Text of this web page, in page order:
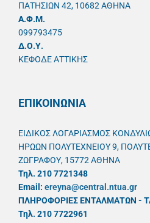
ΠΑΤΗΣΙΩΝ 42, 10682 ΑΘΗΝΑ
A.Φ.Μ.
099793475
Δ.Ο.Υ.
ΚΕΦΟΔΕ ΑΤΤΙΚΗΣ
ΕΠΙΚΟΙΝΩΝΙΑ
ΕΙΔΙΚΟΣ ΛΟΓΑΡΙΑΣΜΟΣ
ΗΡΩΩΝ ΠΟΛΥΤΕΧΝΕΙΟΥ 9,
ΖΩΓΡΑΦΟΥ, 15772 ΑΘΗΝΑ
Τηλ. 210 7721348
Email: ereyna@central.ntua.gr
ΠΛΗΡΟΦΟΡΙΕΣ ΕΝΤΑΛΜΑΤΩΝ -
Τηλ. 210 7722961